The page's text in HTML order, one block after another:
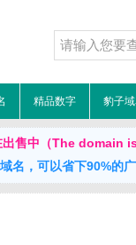
精品数字 豹子
售中（The domain
名，可以省下90%的